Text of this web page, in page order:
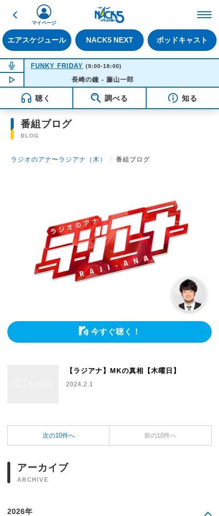
戻る
エアスケジュール NACK5 NEXT ポッドキャスト
マイページ
NOW ON AIR
FUNKY FRIDAY (9:00-18:00)
NOW PLAYING14:21
長崎の鐘 - 藤山一郎
聴く 調べる 知る
番組ブログ
BLOG
ラジオのアナ〜ラジアナ（木） 〉番組ブログ
今すぐ聴く！
【ラジアナ】MKの真相【木曜日】
2024.2.1
次の10件へ 前の10件へ
アーカイブ
ARCHIVE
2026年